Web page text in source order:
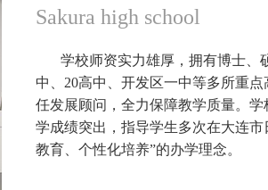
Sakura high school
学校师资实力雄厚，拥有博士、
中、20高中、开发区一中等多所重
任发展顾问，全力保障教学质量。
学成绩突出，指导学生多次在大连
教育、个性化培养”的办学理念。